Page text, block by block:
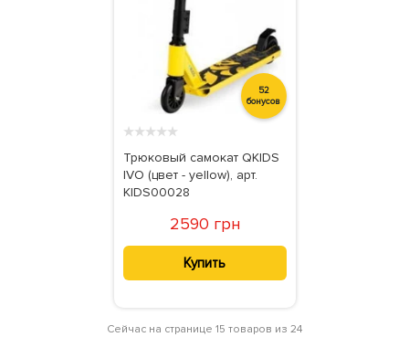
52
бонусов
★★★★★
Трюковый самокат QKIDS
IVO (цвет - yellow), арт.
KIDS00028
2590 грн
Купить
Сейчас на странице 15 товаров из 24